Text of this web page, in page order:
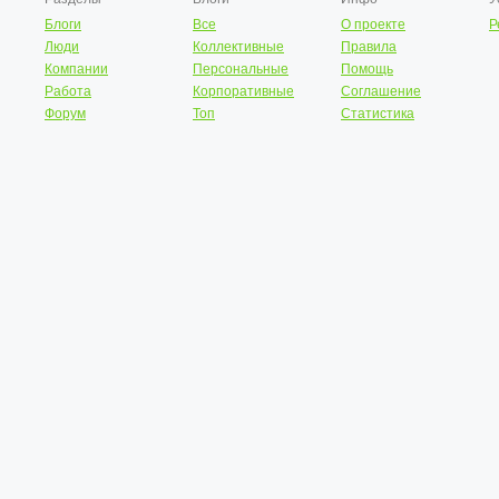
Блоги
Люди
Компании
Работа
Форум
Все
Коллективные
Персональные
Корпоративные
Топ
О проекте
Правила
Помощь
Соглашение
Статистика